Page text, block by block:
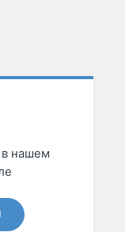
в нашем